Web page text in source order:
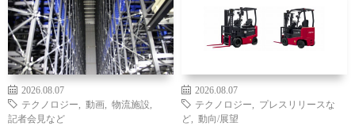
2026.08.07
テクノロジー
動画 物流施設
記者会見など
2026.08.07
テクノロジー
プレスリリースな
ど
動向/展望